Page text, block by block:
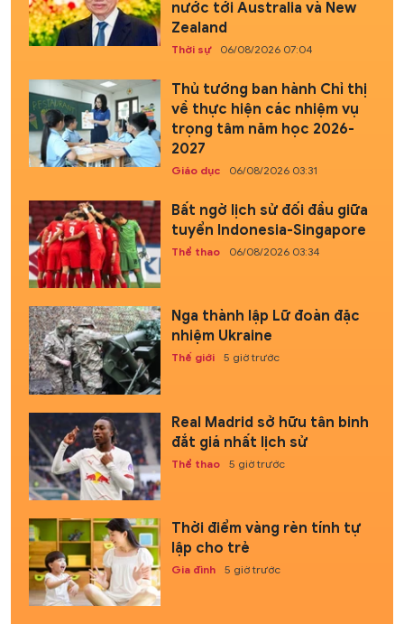
nước tới Australia và New
Zealand
Thời sự 06/08/2026 07:04
Thủ tướng ban hành Chỉ thị
về thực hiện các nhiệm vụ
trọng tâm năm học 2026-
2027
Giáo dục 06/08/2026 03:31
Bất ngờ lịch sử đối đầu giữa
tuyển Indonesia-Singapore
Thể thao 06/08/2026 03:34
Nga thành lập Lữ đoàn đặc
nhiệm Ukraine
Thế giới 5 giờ trước
Real Madrid sở hữu tân binh
đắt giá nhất lịch sử
Thể thao 5 giờ trước
Thời điểm vàng rèn tính tự
lập cho trẻ
Gia đình 5 giờ trước